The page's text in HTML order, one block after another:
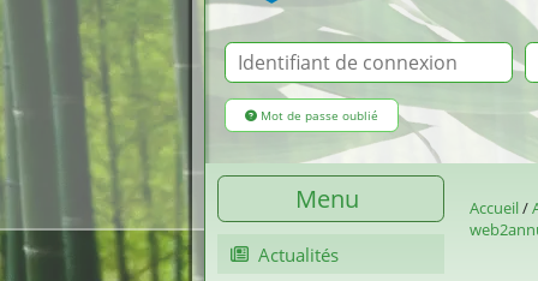
Mot de passe oublié
Menu
Actualités
Accueil